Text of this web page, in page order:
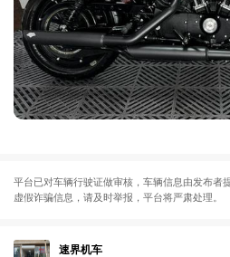
平台已对车辆行驶证做审核，车辆信息由发布者
虚假诈骗信息，请及时举报，平台将严肃处理。
速界机车